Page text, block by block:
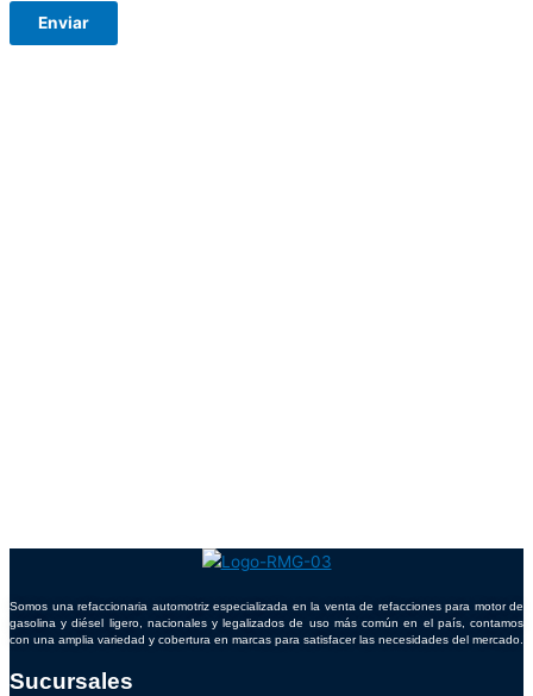
Somos una refaccionaria automotriz especializada en la venta de refacciones para motor de
gasolina y diésel ligero, nacionales y legalizados de uso más común en el país, contamos
con una amplia variedad y cobertura en marcas para satisfacer las necesidades del mercado.
Sucursales